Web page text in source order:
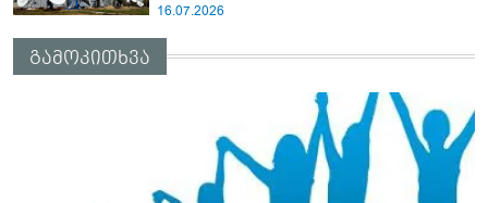
16.07.2026
გამოკითხვა